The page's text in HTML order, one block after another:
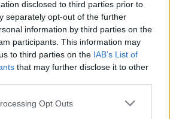
disclosed to third parties prior to
separately opt-out of the further
information by third parties on the
participants. This information may
to third parties on the IAB’s List of
that may further disclose it to other
app uses one or more Google
Opt Outs
című autóversenyzős